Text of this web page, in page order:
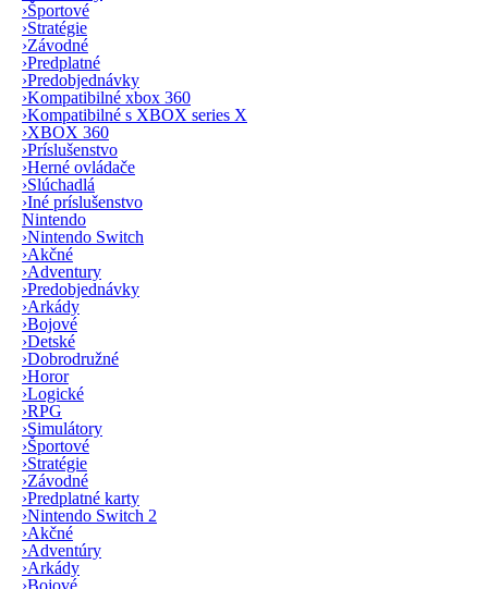
›Športové
›Stratégie
›Závodné
›Predplatné
›Predobjednávky
›Kompatibilné xbox 360
›Kompatibilné s XBOX series X
›XBOX 360
›Príslušenstvo
›Herné ovládače
›Slúchadlá
›Iné príslušenstvo
Nintendo
›Nintendo Switch
›Akčné
›Adventury
›Predobjednávky
›Arkády
›Bojové
›Detské
›Dobrodružné
›Horor
›Logické
›RPG
›Simulátory
›Športové
›Stratégie
›Závodné
›Predplatné karty
›Nintendo Switch 2
›Akčné
›Adventúry
›Arkády
›Bojové